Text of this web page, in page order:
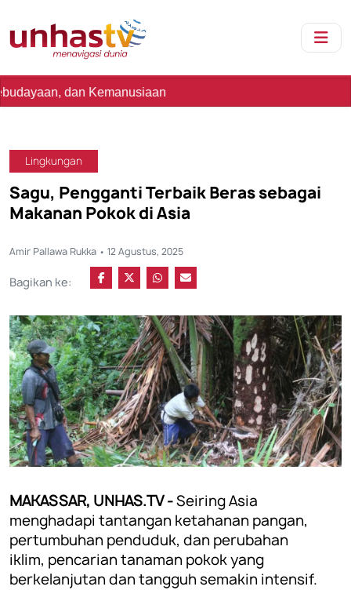
Kemanusiaan
Lingkungan
Sagu, Pengganti Terbaik Beras sebagai
Makanan Pokok di Asia
Amir Pallawa Rukka • 12 Agustus, 2025
Bagikan ke:
MAKASSAR, UNHAS.TV -Seiring Asia
menghadapi tantangan ketahanan pangan,
pertumbuhan penduduk, dan perubahan
iklim, pencarian tanaman pokok yang
berkelanjutan dan tangguh semakin intensif.